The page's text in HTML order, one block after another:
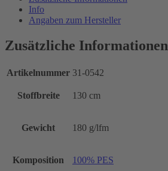
Info
Angaben zum Hersteller
Zusätzliche Informationen
Artikelnummer 31-0542
Stoffbreite 130 cm
Gewicht 180 g/lfm
Komposition 100% PES